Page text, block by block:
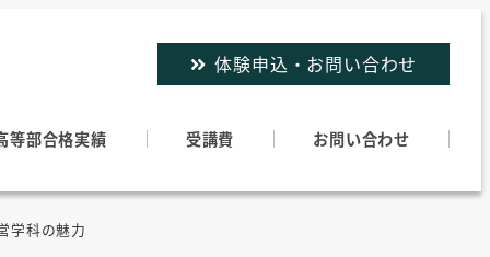
体験申込・お問い合わせ
等部合格実績 受講費 お問い合わせ
学科の魅力